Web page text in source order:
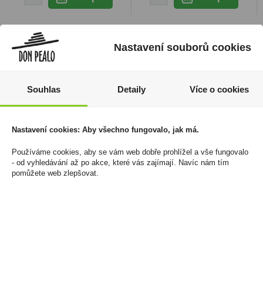
Zapalovač PROF
Anodized Jetflame 8
Tullamore Dew Honey
Nastavení souborů cookies
Souhlas Detaily Více o cookies
Nastavení cookies: Aby všechno fungovalo, jak má.
Používáme cookies, aby se vám web dobře prohlížel a vše fungovalo
- od vyhledávání až po akce, které vás zajímají. Navíc nám tím
pomůžete web zlepšovat.